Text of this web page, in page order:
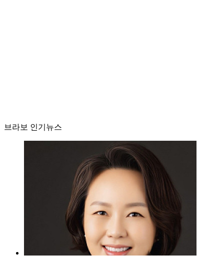
브라보 인기뉴스